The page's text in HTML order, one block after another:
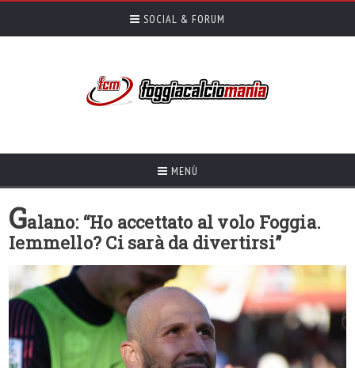
SOCIAL & FORUM
MENÙ
Galano: “Ho accettato al volo Foggia.
Iemmello? Ci sarà da divertirsi”